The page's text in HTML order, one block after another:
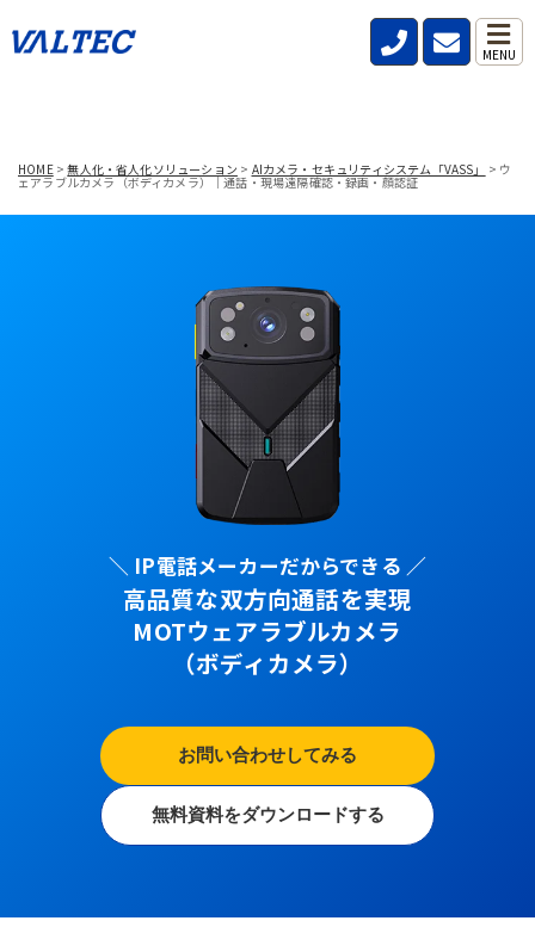
MENU
HOME>無人化・省人化ソリューション > AIカメラ・セキュリティシステム「VASS」 > ウ
ェアラブルカメラ（ボディカメラ）｜通話・現場遠隔確認・録画・顔認証
＼ IP電話メーカーだからできる ／
高品質な双方向通話を実現
MOTウェアラブルカメラ
（ボディカメラ）
お問い合わせしてみる
無料資料をダウンロードする